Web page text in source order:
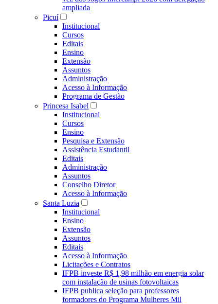
ampliada
Picuí
Institucional
Cursos
Editais
Ensino
Extensão
Assuntos
Administração
Acesso à Informação
Programa de Gestão
Princesa Isabel
Institucional
Cursos
Ensino
Pesquisa e Extensão
Assistência Estudantil
Editais
Administração
Assuntos
Conselho Diretor
Acesso à Informação
Santa Luzia
Institucional
Ensino
Extensão
Assuntos
Editais
Acesso à Informação
Licitações e Contratos
IFPB investe R$ 1,98 milhão em energia solar
com instalação de usinas fotovoltaicas
IFPB publica seleção para professores
formadores do Programa Mulheres Mil